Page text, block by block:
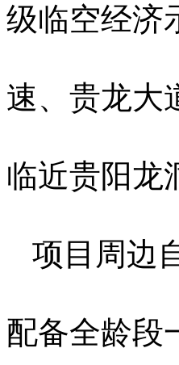
级临空经
速、贵龙大
临近贵阳龙
项目周边
配备全龄段